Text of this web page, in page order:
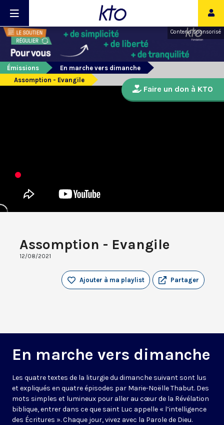
Contenu sponsorisé
Émissions
En marche vers dimanche
Assomption - Evangile
Assomption - Evangile
12/08/2021
Partager
Ajouter à ma playlist
En marche vers dimanche
Les quatre textes de la liturgie du dimanche suivant sont lus
et expliqués en quatre épisodes par Marie-Noëlle Thabut. Des
mots simples et lumineux pour aller au cœur de la Révélation
biblique, entrer dans ce que saint Luc appelle « l’intelligence
des Écritures ». Chaque jour, vivez avec la Parole de Dieu.
Faire un don à KTO